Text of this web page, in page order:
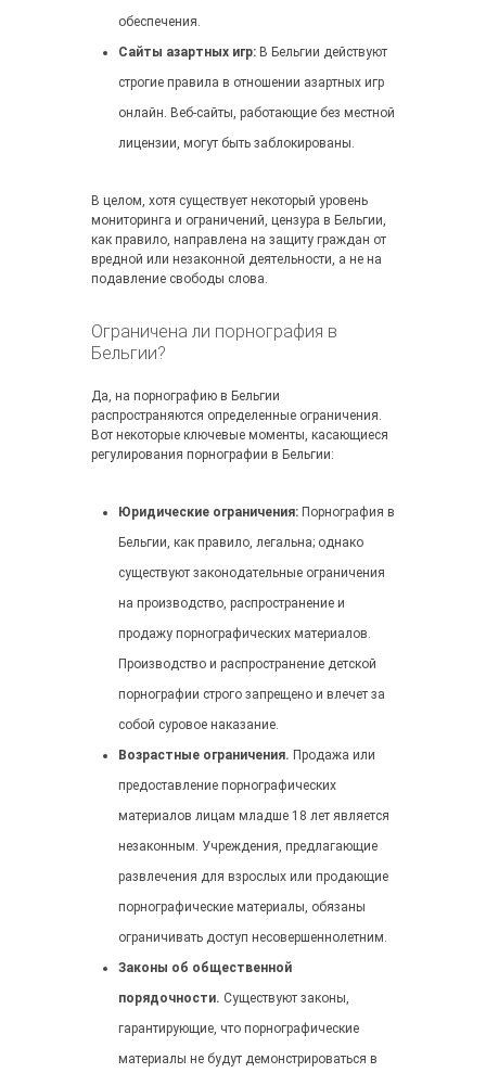
обеспечения.
Сайты азартных игр: В Бельгии действуют
строгие правила в отношении азартных игр
онлайн. Веб-сайты, работающие без местной
лицензии, могут быть заблокированы.
В целом, хотя существует некоторый уровень
мониторинга и ограничений, цензура в Бельгии,
как правило, направлена на защиту граждан от
вредной или незаконной деятельности, а не на
подавление свободы слова.
Ограничена ли порнография в
Бельгии?
Да, на порнографию в Бельгии
распространяются определенные ограничения.
Вот некоторые ключевые моменты, касающиеся
регулирования порнографии в Бельгии:
Юридические ограничения: Порнография в
Бельгии, как правило, легальна; однако
существуют законодательные ограничения
на производство, распространение и
продажу порнографических материалов.
Производство и распространение детской
порнографии строго запрещено и влечет за
собой суровое наказание.
Возрастные ограничения. Продажа или
предоставление порнографических
материалов лицам младше 18 лет является
незаконным. Учреждения, предлагающие
развлечения для взрослых или продающие
порнографические материалы, обязаны
ограничивать доступ несовершеннолетним.
Законы об общественной
порядочности. Существуют законы,
гарантирующие, что порнографические
материалы не будут демонстрироваться в